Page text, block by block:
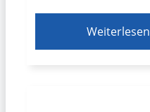
Weiterlesen